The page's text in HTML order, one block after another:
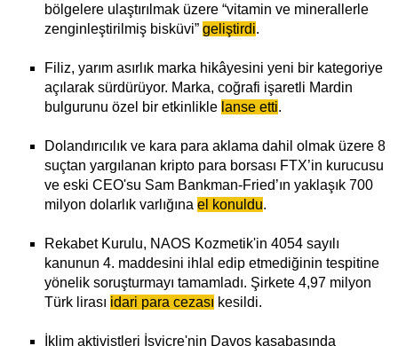
bölgelere ulaştırılmak üzere “vitamin ve minerallerle
zenginleştirilmiş bisküvi” geliştirdi.
Filiz, yarım asırlık marka hikâyesini yeni bir kategoriye
açılarak sürdürüyor. Marka, coğrafi işaretli Mardin
bulgurunu özel bir etkinlikle lanse etti.
Dolandırıcılık ve kara para aklama dahil olmak üzere 8
suçtan yargılanan kripto para borsası FTX’in kurucusu
ve eski CEO'su Sam Bankman-Fried’ın yaklaşık 700
milyon dolarlık varlığına el konuldu.
Rekabet Kurulu, NAOS Kozmetik'in 4054 sayılı
kanunun 4. maddesini ihlal edip etmediğinin tespitine
yönelik soruşturmayı tamamladı. Şirkete 4,97 milyon
Türk lirası idari para cezası kesildi.
İklim aktivistleri İsviçre'nin Davos kasabasında